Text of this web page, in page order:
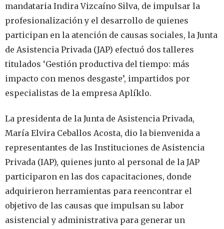
mandataria Indira Vizcaíno Silva, de impulsar la
profesionalización y el desarrollo de quienes
participan en la atención de causas sociales, la Junta
de Asistencia Privada (JAP) efectuó dos talleres
titulados ‘Gestión productiva del tiempo: más
impacto con menos desgaste’, impartidos por
especialistas de la empresa Aplíklo.
La presidenta de la Junta de Asistencia Privada,
María Elvira Ceballos Acosta, dio la bienvenida a
representantes de las Instituciones de Asistencia
Privada (IAP), quienes junto al personal de la JAP
participaron en las dos capacitaciones, donde
adquirieron herramientas para reencontrar el
objetivo de las causas que impulsan su labor
asistencial y administrativa para generar un